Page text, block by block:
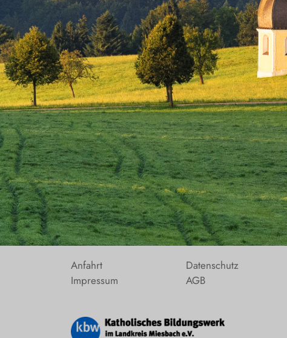
Anfahrt
Impressum
Datenschutz
AGB